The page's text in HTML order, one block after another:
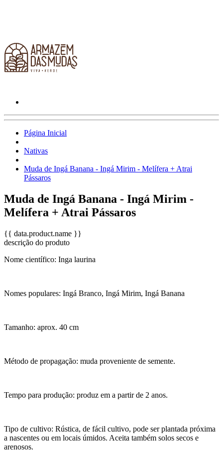
Página Inicial
Nativas
Muda de Ingá Banana - Ingá Mirim - Melífera + Atrai
Pássaros
Muda de Ingá Banana - Ingá Mirim -
Melífera + Atrai Pássaros
{{ data.product.name }}
descrição do produto
Nome científico: Inga laurina
Nomes populares: Ingá Branco, Ingá Mirim, Ingá Banana
Tamanho: aprox. 40 cm
Método de propagação: muda proveniente de semente.
Tempo para produção: produz em a partir de 2 anos.
Tipo de cultivo: Rústica, de fácil cultivo, pode ser plantada próxima
a nascentes ou em locais úmidos. Aceita também solos secos e
arenosos.